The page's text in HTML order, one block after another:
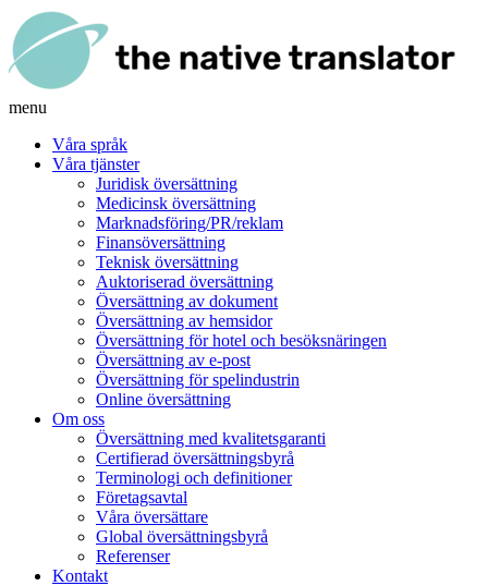
menu
Våra språk
Våra tjänster
Juridisk översättning
Medicinsk översättning
Marknadsföring/PR/reklam
Finansöversättning
Teknisk översättning
Auktoriserad översättning
Översättning av dokument
Översättning av hemsidor
Översättning för hotel och besöksnäringen
Översättning av e-post
Översättning för spelindustrin
Online översättning
Om oss
Översättning med kvalitetsgaranti
Certifierad översättningsbyrå
Terminologi och definitioner
Företagsavtal
Våra översättare
Global översättningsbyrå
Referenser
Kontakt